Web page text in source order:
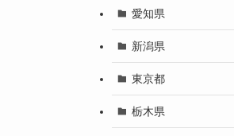
愛知県
新潟県
東京都
栃木県